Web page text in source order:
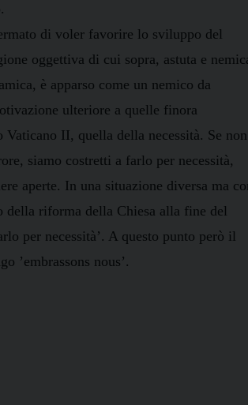
di voler favorire lo sviluppo del
oggettiva di cui sopra, astuta e
è apparso come un nemico da
ulteriore a quelle finora
Vaticano II, quella della necessità. Se non
siamo costretti a farlo per necessità,
aperte. In una situazione diversa ma
della riforma della Chiesa alla fine del
per necessità’. A questo punto però il
’embrassons nous’.